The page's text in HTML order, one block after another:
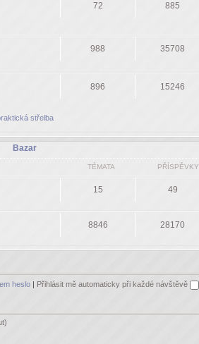
72 885
988 35708
střelba
896 15246
Bazar
TÉMATA PŘÍSPĚVKY
15 49
8846 28170
heslo | Přihlásit mě automaticky při každé návštěvě